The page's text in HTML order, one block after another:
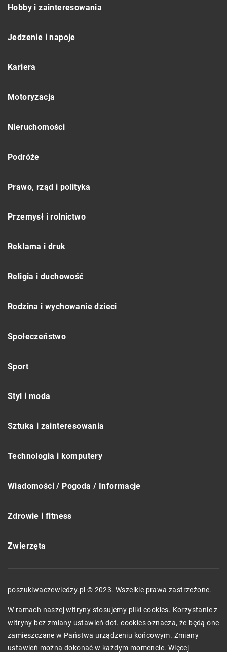
Hobby i zainteresowania
Jedzenie i napoje
Kariera
Motoryzacja
Nieruchomości
Podróże
Prawo, rząd i polityka
Przemysł i rolnictwo
Reklama i druk
Religia i duchowość
Rodzina i wychowanie dzieci
Społeczeństwo
Sport
Styl i moda
Sztuka i zainteresowania
Technologia i komputery
Wiadomości / Pogoda / Informacje
Zdrowie i fitness
Zwierzęta
poszukiwaczewiedzy.pl © 2023. Wszelkie prawa zastrzeżone.
W ramach naszej witryny stosujemy pliki cookies. Korzystanie z
witryny bez zmiany ustawień dot. cookies oznacza, że będą one
zamieszczane w Państwa urządzeniu końcowym. Zmiany
ustawień można dokonać w każdym momencie. Więcej